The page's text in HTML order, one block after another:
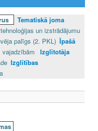
Tematiskā joma
un izstrādājumu
palīgs (2. PKL) Īpašā
Izglītotāja
Izglītības